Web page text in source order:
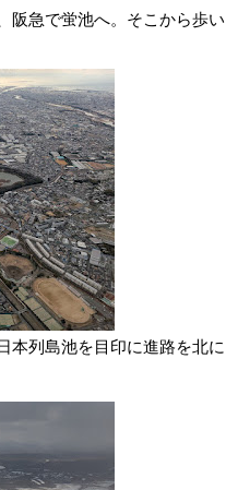
阪急で蛍池へ。そこから歩い
本列島池を目印に進路を北に